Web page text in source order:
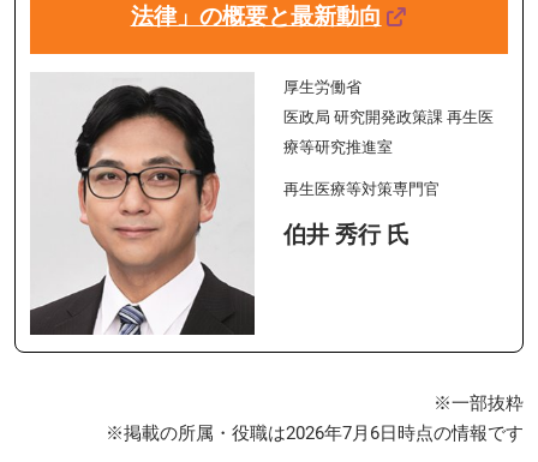
法律」の概要と最新動向
厚生労働省
医政局 研究開発政策課 再生医
療等研究推進室
再生医療等対策専門官
伯井 秀行 氏
※一部抜粋
※掲載の所属・役職は2026年7月6日時点の情報です